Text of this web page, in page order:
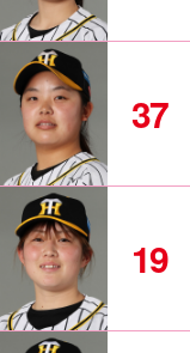
37
19